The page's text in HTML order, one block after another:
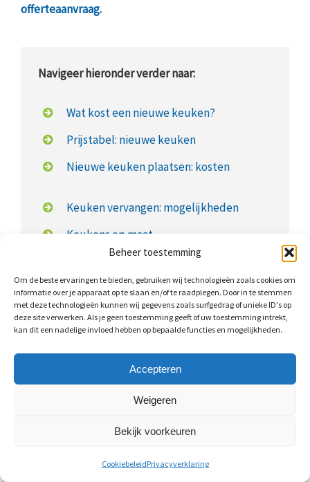
Beheer toestemming
Om de beste ervaringen te bieden, gebruiken wij technologieën zoals cookies om
informatie over je apparaat op te slaan en/of te raadplegen. Door in te stemmen
met deze technologieën kunnen wij gegevens zoals surfgedrag of unieke ID's op
deze site verwerken. Als je geen toestemming geeft of uw toestemming intrekt,
kan dit een nadelige invloed hebben op bepaalde functies en mogelijkheden.
Accepteren
Weigeren
Bekijk voorkeuren
CookiebeleidPrivacyverklaring
offerteaanvraag.
Navigeer hieronder verder naar:
Wat kost een nieuwe keuken?
Prijstabel: nieuwe keuken
Nieuwe keuken plaatsen: kosten
Keuken vervangen: mogelijkheden
Keukens op maat
Een keukenrenovatie is al uit te voeren vanaf€350,-.
Keukens op maat zijn iets duurder. Voor een
€3.000,- tot €5.500,-. Hierbij gaat het om een
keukenapparatuur.